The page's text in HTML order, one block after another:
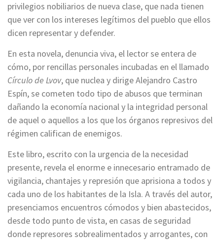
privilegios nobiliarios de nueva clase, que nada tienen
que ver con los intereses legítimos del pueblo que ellos
dicen representar y defender.
En esta novela, denuncia viva, el lector se entera de
cómo, por rencillas personales incubadas en el llamado
Círculo de Lvov, que nuclea y dirige Alejandro Castro
Espín, se cometen todo tipo de abusos que terminan
dañando la economía nacional y la integridad personal
de aquel o aquellos a los que los órganos represivos del
régimen califican de enemigos.
Este libro, escrito con la urgencia de la necesidad
presente, revela el enorme e innecesario entramado de
vigilancia, chantajes y represión que aprisiona a todos y
cada uno de los habitantes de la Isla. A través del autor,
presenciamos encuentros cómodos y bien abastecidos,
desde todo punto de vista, en casas de seguridad
donde represores sobrealimentados y arrogantes, con